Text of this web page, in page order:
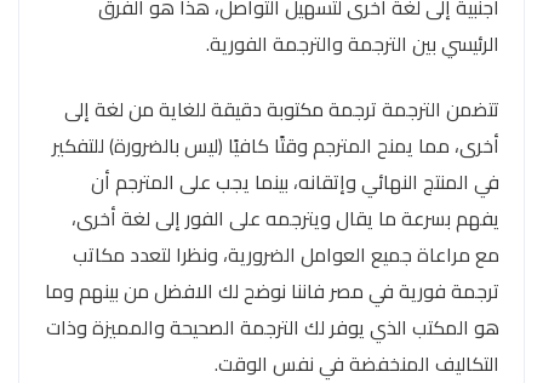
الرئيسي بين الترجمة والترجمة الفورية.
تتضمن الترجمة ترجمة مكتوبة دقيقة للغاية من لغة إلى
أخرى، مما يمنح المترجم وقتًا كافيًا (ليس بالضرورة) للتفكير
في المنتج النهائي وإتقانه، بينما يجب على المترجم أن
يفهم بسرعة ما يقال ويترجمه على الفور إلى لغة أخرى،
مع مراعاة جميع العوامل الضرورية، ونظرا لتعدد مكاتب
ترجمة فورية في مصر فاننا نوضح لك الافضل من بينهم وما
هو المكتب الذي يوفر لك الترجمة الصحيحة والمميزة وذات
التكاليف المنخفضة في نفس الوقت.